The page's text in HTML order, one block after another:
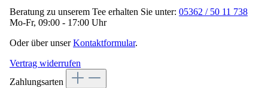
Beratung zu unserem Tee erhalten Sie unter: 05362 / 50 11 738
Mo-Fr, 09:00 - 17:00 Uhr
Oder über unserKontaktformular.
Vertrag widerrufen
Zahlungsarten